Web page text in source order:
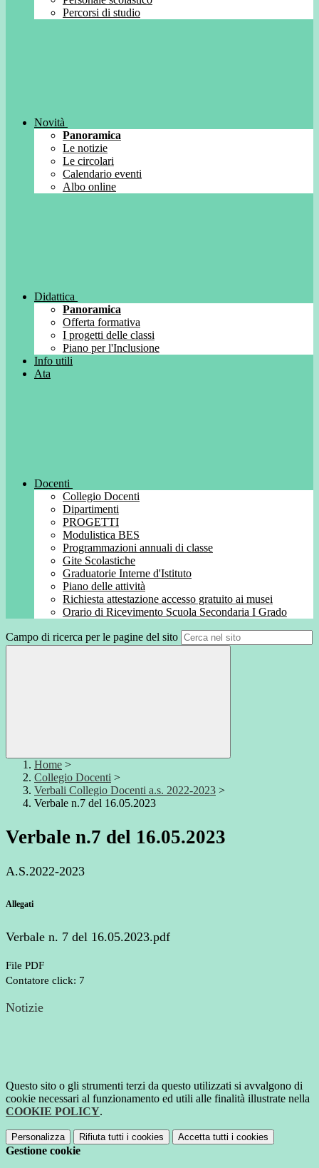
Percorsi di studio
Novità
Panoramica
Le notizie
Le circolari
Calendario eventi
Albo online
Didattica
Panoramica
Offerta formativa
I progetti delle classi
Piano per l'Inclusione
Info utili
Ata
Docenti
Collegio Docenti
Dipartimenti
PROGETTI
Modulistica BES
Programmazioni annuali di classe
Gite Scolastiche
Graduatorie Interne d'Istituto
Piano delle attività
Richiesta attestazione accesso gratuito ai musei
Orario di Ricevimento Scuola Secondaria I Grado
Campo di ricerca per le pagine del sito
Home >
Collegio Docenti >
Verbali Collegio Docenti a.s. 2022-2023 >
Verbale n.7 del 16.05.2023
Verbale n.7 del 16.05.2023
A.S.2022-2023
Allegati
Verbale n. 7 del 16.05.2023.pdf
File PDF
Contatore click: 7
Notizie
Questo sito o gli strumenti terzi da questo utilizzati si avvalgono di
cookie necessari al funzionamento ed utili alle finalità illustrate nella
COOKIE POLICY.
Personalizza Rifiuta tutti i cookies Accetta tutti i cookies
Gestione cookie